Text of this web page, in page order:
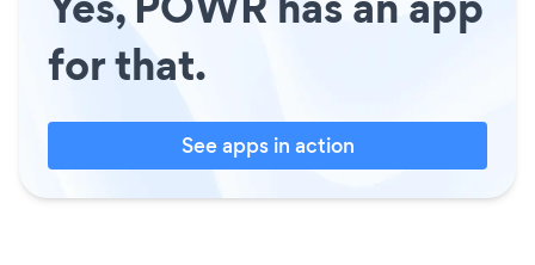
for that.
See apps in action